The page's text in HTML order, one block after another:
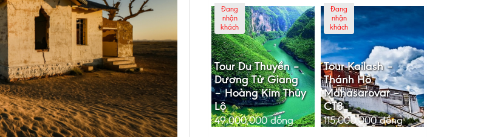
Đang
nhận
khách
Tour Du Thuyền –
Dương Tử Giang
– Hoàng Kim Thủy
Lộ
49,000,000đồng
Đang
nhận
khách
Tour Kailash –
Thánh Hồ
Manasarovar –
CT3
115,000,000đồng